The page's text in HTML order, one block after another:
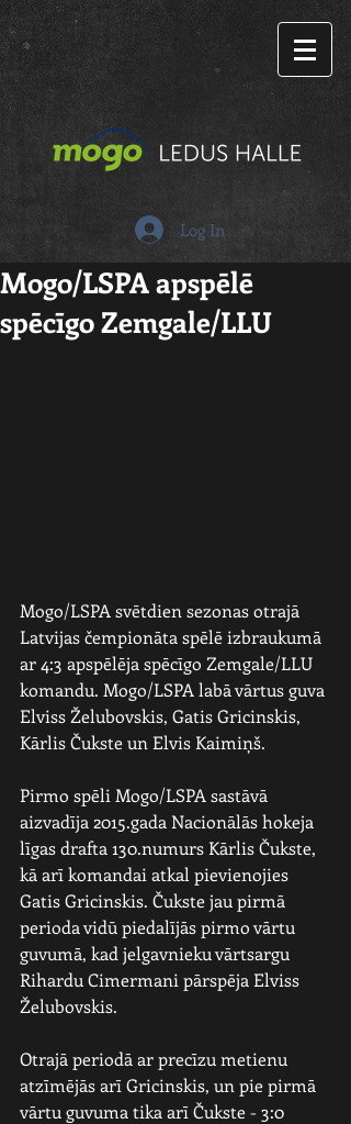
Log In
Mogo/LSPA apspēlē
spēcīgo Zemgale/LLU
Mogo/LSPA svētdien sezonas otrajā
Latvijas čempionāta spēlē izbraukumā
ar 4:3 apspēlēja spēcīgo Zemgale/LLU
komandu. Mogo/LSPA labā vārtus guva
Elviss Želubovskis, Gatis Gricinskis,
Kārlis Čukste un Elvis Kaimiņš.
Pirmo spēli Mogo/LSPA sastāvā
aizvadīja 2015.gada Nacionālās hokeja
līgas drafta 130.numurs Kārlis Čukste,
kā arī komandai atkal pievienojies
Gatis Gricinskis. Čukste jau pirmā
perioda vidū piedalījās pirmo vārtu
guvumā, kad jelgavnieku vārtsargu
Rihardu Cimermani pārspēja Elviss
Želubovskis.
Otrajā periodā ar precīzu metienu
atzīmējās arī Gricinskis, un pie pirmā
vārtu guvuma tika arī Čukste - 3:0